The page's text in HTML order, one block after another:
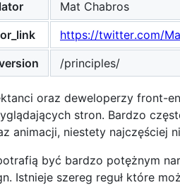
Mat Chabros
https://twitter.com/
/principles/
oraz deweloperzy front-
stron. Bardzo
animacji, niestety najczęściej
być bardzo potężnym
Istnieje szereg reguł które